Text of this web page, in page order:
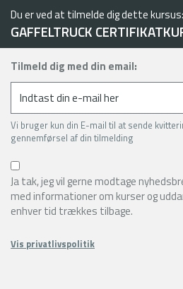
Du er ved at tilmelde dig dette kursus:
GAFFELTRUCK
Tilmeld dig med din email:
Vi bruger kun din E-mail til at sende
gennemførsel af din tilmelding
Ja tak, jeg vil gerne modtage
med informationer om kurser og
enhver tid trækkes tilbage.
Vis privatlivspolitik